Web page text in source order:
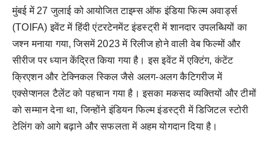
मुंबई में 27 जुलाई को आयोजित टाइम्स ऑफ इंडिया फिल्म अवार्ड्स
(TOIFA) इवेंट में हिंदी एंटरटेनमेंट इंडस्ट्री में शानदार उपलब्धियों का
जश्न मनाया गया, जिसमें 2023 में रिलीज होने वाली वेब फिल्मों और
सीरीज पर ध्यान केंद्रित किया गया है। इस इवेंट में एक्टिंग, कंटेंट
क्रिएशन और टेक्निकल स्किल जैसे अलग-अलग कैटिगरीज में
एक्सेप्शनल टैलेंट को पहचान गया है। इसका मकसद व्यक्तियों और टीमों
को सम्मान देना था, जिन्होंने इंडियन फिल्म इंडस्ट्री में डिजिटल स्टोरी
टेलिंग को आगे बढ़ाने और सफलता में अहम योगदान दिया है।